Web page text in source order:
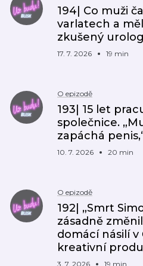
194| Co muži
varlatech a
zkušený urolog
17. 7. 2026 19 min
O epizodě
193| 15 let
společnice.
zapáchá
10. 7. 2026 20 min
O epizodě
192| „Smrt
zásadně
domácí násilí v
kreativní
3. 7. 2026 19 min